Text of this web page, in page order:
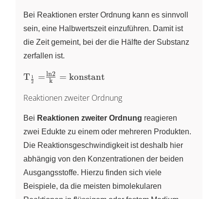
{_0}
\cdot
\mathrm
e ^{-k
\cdot t}
Bei Reaktionen erster Ordnung kann es sinnvoll
sein, eine Halbwertszeit einzuführen. Damit ist
die Zeit gemeint, bei der die Hälfte der Substanz
zerfallen ist.
\ce{T_{\frac{1}
=\frac{ln{2}}
}
TX
2
1 = k
ln2 = konstant
Reaktionen zweiter Ordnung
Bei Reaktionen zweiter Ordnung reagieren
zwei Edukte zu einem oder mehreren Produkten.
Die Reaktionsgeschwindigkeit ist deshalb hier
abhängig von den Konzentrationen der beiden
Ausgangsstoffe. Hierzu finden sich viele
Beispiele, da die meisten bimolekularen